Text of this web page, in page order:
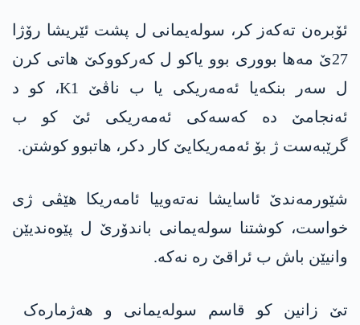
ئۆبرەن تەکەز کر، سولەیمانی ل پشت ئێریشا رۆژا
27ێ مەھا بووری بوو یاکو ل کەرکووکێ هاتی کرن
ل سەر بنکەیا ئەمەریکی یا ب ناڤێ K1، کو د
ئەنجامێ دە کەسەکی ئەمەریکی ئێ کو ب
گرێبەست ژ بۆ ئەمەریکایێ کار دکر، ھاتبوو کوشتن.
شێورمەندێ ئاسایشا نەتەوییا ئامەریکا ھێڤی ژی
خواست، کوشتنا سولەیمانی باندۆرێ ل پێوەندیێن
وانیێن باش ب ئراقێ رە نەکە.
تێ زانین کو قاسم سولەیمانی و ھەژمارەک